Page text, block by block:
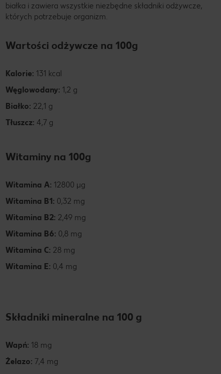
białka i zawiera wszystkie niezbędne składniki odżywcze,
których potrzebuje organizm.
Wartości odżywcze na 100g
Kalorie: 131 kcal
Węglowodany: 1,2 g
Białko: 22,1 g
Tłuszcz: 4,7 g
Witaminy na 100g
Witamina A: 12800 µg
Witamina B1: 0,32 mg
Witamina B2: 2,49 mg
Witamina B6: 0,8 mg
Witamina C: 28 mg
Witamina E: 0,4 mg
Składniki mineralne na 100 g
Wapń: 18 mg
Żelazo: 7,4 mg